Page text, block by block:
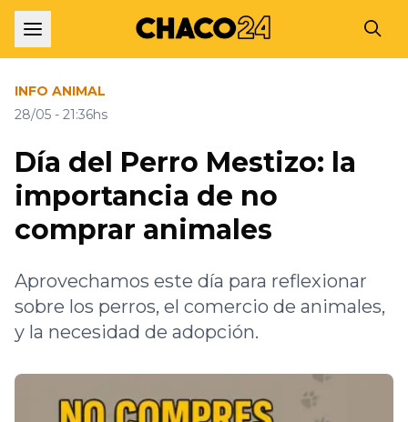
INFO ANIMAL
28/05 - 21:36hs
Día del Perro Mestizo: la
importancia de no
comprar animales
Aprovechamos este día para reflexionar
sobre los perros, el comercio de animales,
y la necesidad de adopción.